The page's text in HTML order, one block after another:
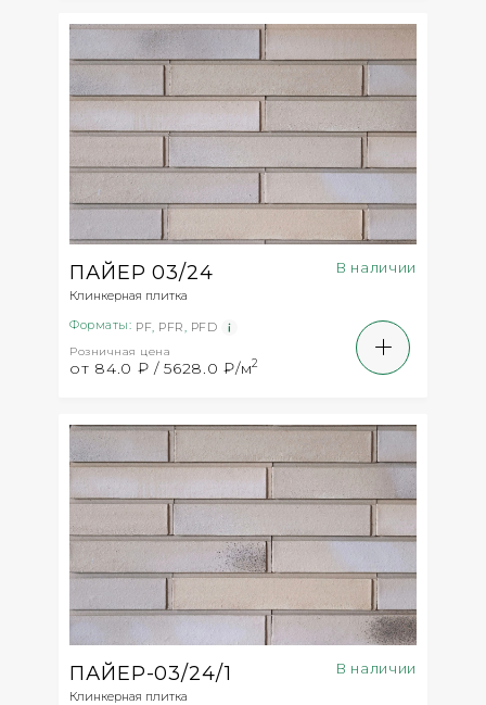
ПАЙЕР 03/24
Клинкерная плитка
В наличии
Форматы: PF PFR PFD
Розничная цена
от 84.0 ₽ / 5628.0 ₽/м2
ПАЙЕР-03/24/1
Клинкерная плитка
В наличии